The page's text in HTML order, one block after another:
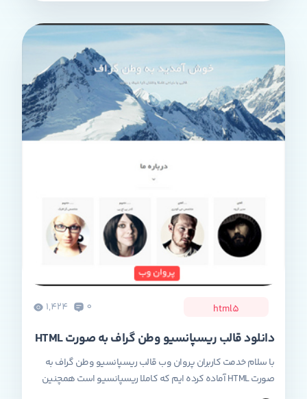
Bootstrap طراحی و ظاهر کاربر پسند وجود صفحات پیش ساخته
درباره ما […]
html5
0
1,424
دانلود قالب ریسپانسیو وطن گراف به صورت HTML
با سلام خدمت کاربران پروان وب قالب ریسپانسیو وطن گراف به
صورت HTML آماده کرده ایم که کاملا ریسپانسیو است همچنین